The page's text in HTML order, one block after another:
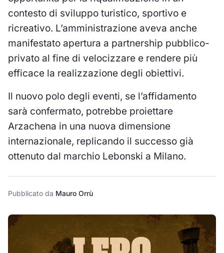
contesto di sviluppo turistico, sportivo e
ricreativo. L’amministrazione aveva anche
manifestato apertura a partnership pubblico-
privato al fine di velocizzare e rendere più
efficace la realizzazione degli obiettivi.
Il nuovo polo degli eventi, se l’affidamento
sarà confermato, potrebbe proiettare
Arzachena in una nuova dimensione
internazionale, replicando il successo già
ottenuto dal marchio Lebonski a Milano.
Pubblicato da Mauro Orrù